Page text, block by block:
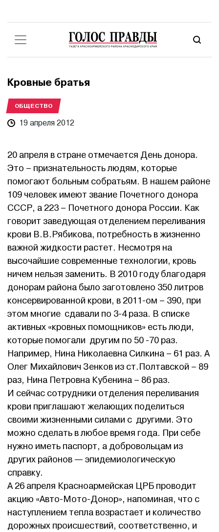
Кровные братья
ОБЩЕСТВО
19 апреля 2012
20 апреля в стране отмечается День донора.
Это – признательность людям, которые
помогают больным собратьям. В нашем районе
109 человек имеют звание Почетного донора
СССР, а 223 – Почетного донора России. Как
говорит заведующая отделением переливания
крови В.В.Рябикова, потребность в жизненно
важной жидкости растет. Несмотря на
высочайшие современные технологии, кровь
ничем нельзя заменить. В 2010 году благодаря
донорам района было заготовлено 350 литров
консервированной крови, в 2011-ом – 390, при
этом многие сдавали по 3-4 раза. В списке
активных «кровных помощников» есть люди,
которые помогали другим по 50 -70 раз.
Например, Нина Николаевна Силкина – 61 раз. А
Олег Михайлович Зенков из ст.Полтавской – 89
раз, Нина Петровна Кубенина – 86 раз.
И сейчас сотрудники отделения переливания
крови приглашают желающих поделиться
своими жизненными силами с другими. Это
можно сделать в любое время года. При себе
нужно иметь паспорт, а добровольцам из
других районов — эпидемиологическую
справку.
А 26 апреля Красноармейская ЦРБ проводит
акцию «Авто-Мото-Донор», напоминая, что с
наступлением тепла возрастает и количество
дорожных происшествий, соответственно, и